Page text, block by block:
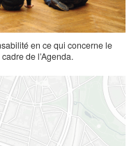
en ce qui concerne le
de l’Agenda.